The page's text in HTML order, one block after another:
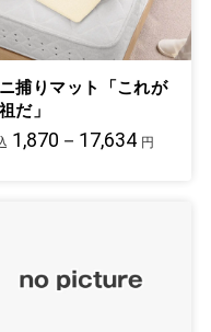
捕りマット「これが
だ」
1,870－17,634 円